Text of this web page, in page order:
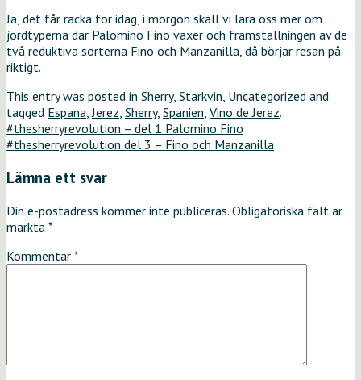
Ja, det får räcka för idag, i morgon skall vi lära oss mer om
jordtyperna där Palomino Fino växer och framställningen av de
två reduktiva sorterna Fino och Manzanilla, då börjar resan på
riktigt.
This entry was posted in Sherry, Starkvin, Uncategorized and
tagged Espana,Jerez, Sherry, Spanien, Vino de Jerez.
#thesherryrevolution – del 1 Palomino Fino
#thesherryrevolution del 3 – Fino och Manzanilla
Lämna ett svar
Din e-postadress kommer inte publiceras. Obligatoriska fält är
märkta *
Kommentar *